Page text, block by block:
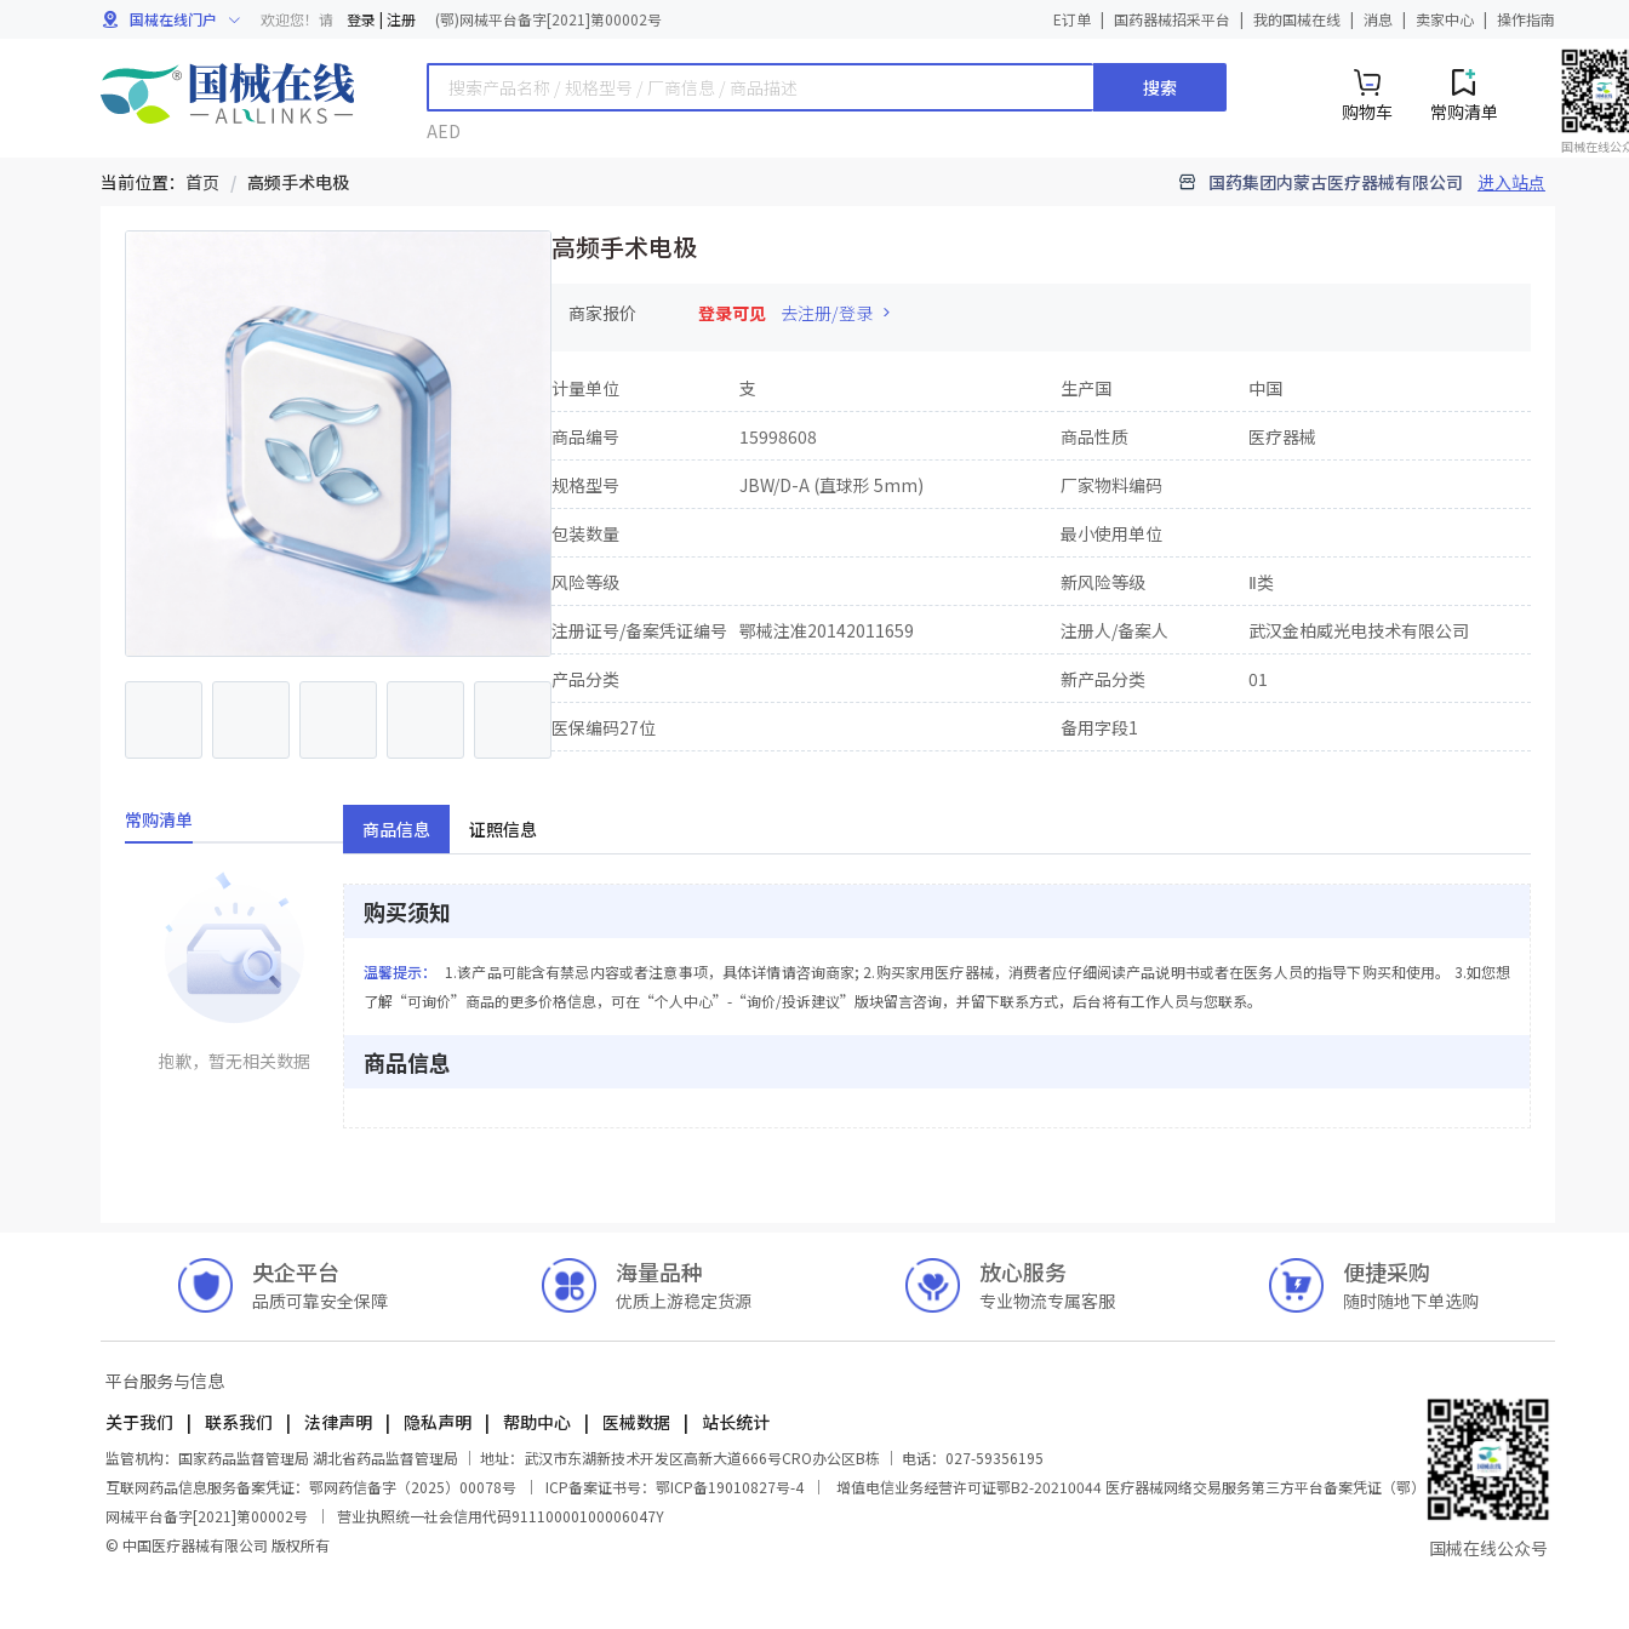
国械在线门户 欢迎您！请 登录 | 注册 (鄂)网械平台备字[2021]第00002号 E订单 国药器械招采平台 我的国械在线 消息 卖家中心 操作指南
搜索
AED
购物车 常购清单
国械在线公
当前位置： 首页 / 高频手术电极 国药集团内蒙古医疗器械有限公司 进入站点
高频手术电极
商家报价 登录可见 去注册/登录
计量单位 支 生产国
中国
商品编号
15998608 商品性质
医疗器械
规格型号
JBW/D-A (直球形 5mm)
厂家物料编码
包装数量
最小使用单位
风险等级
新风险等级
Ⅱ类
注册证号/备案凭证编号 鄂械注准20142011659 注册人/备案人
武汉金柏威光电技术有限公司
产品分类
新产品分类
01
医保编码27位
备用字段1
常购清单
抱歉，暂无相关数据
商品信息 证照信息
购买须知
温馨提示：
1.该产品可能含有禁忌内容或者注意事项，具体详情请咨询商家; 2.购买家用医疗器械，消费者应仔细阅读产品说明书或者在医务人员的指导下购买和使用。 3.如您想
了解“可询价”商品的更多价格信息，可在“个人中心”-“询价/投诉建议”版块留言咨询，并留下联系方式，后台将有工作人员与您联系。
商品信息
央企平台
品质可靠安全保障
海量品种
优质上游稳定货源
放心服务
专业物流专属客服
便捷采购
随时随地下单选购
平台服务与信息
关于我们
联系我们 法律声明 隐私声明 帮助中心 医械数据 站长统计
监管机构：国家药品监督管理局 湖北省药品监督管理局 ｜ 地址：武汉市东湖新技术开发区高新大道666号CRO办公区B栋 ｜ 电话：027-59356195
互联网药品信息服务备案凭证：鄂网药信备字（2025）00078号
｜ ICP备案证书号：鄂ICP备19010827号-4 ｜ 增值电信业务经营许可证鄂B2-20210044 医疗器械网络交易服务第三方平台备案凭证（鄂）
网械平台备字[2021]第00002号
｜ 营业执照统一社会信用代码91110000100006047Y
© 中国医疗器械有限公司 版权所有
国械在线公众号